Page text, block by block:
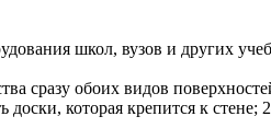
школ, вузов и других
сразу обоих видов
доски, которая крепится к